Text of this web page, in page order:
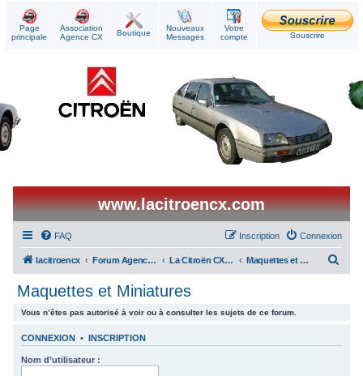
Page
principale
Association
Agence CX
Boutique
Nouveaux
Messages
Votre
compte
Souscrire
www.lacitroencx.com
FAQ Connexion
Inscription
lacitroencx Forum Agence CX La Citroën CX au quotidien Maquettes et Miniatures
Maquettes et Miniatures
Vous n’êtes pas autorisé à voir ou à consulter les sujets de ce forum.
CONNEXION • INSCRIPTION
Nom d’utilisateur :